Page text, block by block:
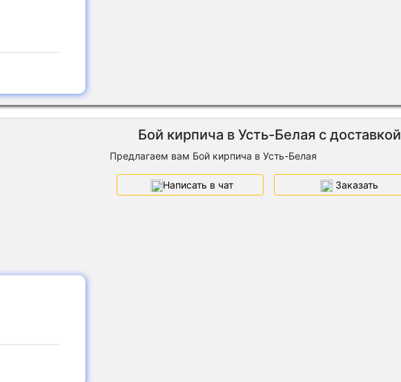
Бой кирпича в Усть-Белая с доставкой
Предлагаем вам Бой кирпича в Усть-Белая
Написать в чат Заказать